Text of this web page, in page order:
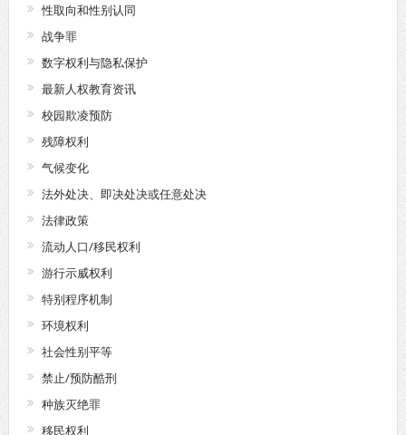
性取向和性别认同
战争罪
数字权利与隐私保护
最新人权教育资讯
校园欺凌预防
残障权利
气候变化
法外处决、即决处决或任意处决
法律政策
流动人口/移民权利
游行示威权利
特别程序机制
环境权利
社会性别平等
禁止/预防酷刑
种族灭绝罪
移民权利